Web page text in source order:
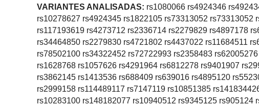
VARIANTES ANALISADAS: rs1080066 rs4924346
rs10278627 rs4924345 rs1822105 rs73313052
rs117193619 rs4273712 rs2336714 rs2279829 rs4897178
rs34464850 rs2279830 rs4721802 rs4437022 rs11684511
rs78502100 rs34322452 rs72722993 rs2358483
rs1628768 rs1057626 rs4291964 rs6812278 rs9401907
rs3862145 rs1413536 rs688409 rs639016 rs4895120
rs2999158 rs114489117 rs7147119 rs10851385
rs10283100 rs148182077 rs10940512 rs9345125